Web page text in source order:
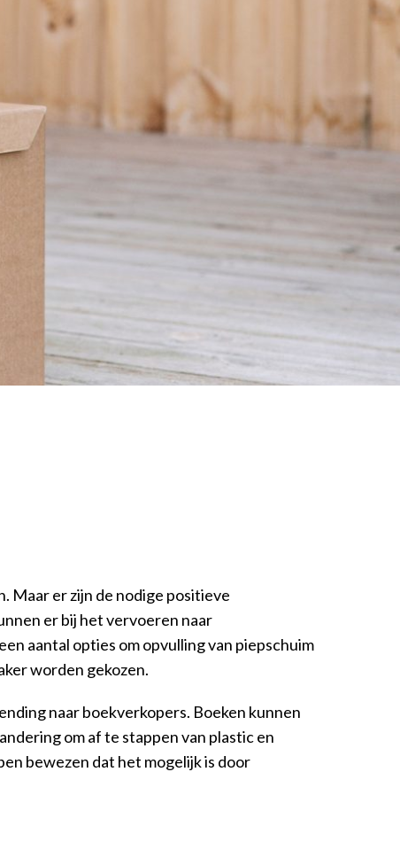
Maar er zijn de nodige positieve
er bij het vervoeren naar
aantal opties om opvulling van piepschuim
worden gekozen.
naar boekverkopers. Boeken kunnen
om af te stappen van plastic en
bewezen dat het mogelijk is door